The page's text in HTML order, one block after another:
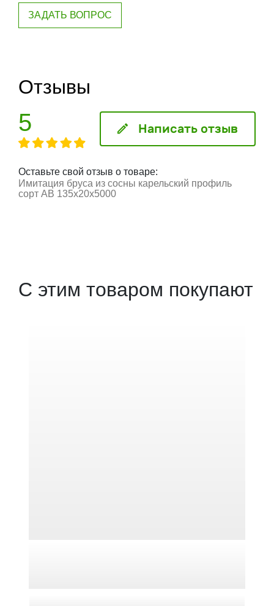
ЗАДАТЬ ВОПРОС
Отзывы
5 Написать отзыв
Оставьте свой отзыв о товаре:
Имитация бруса из сосны карельский профиль
сорт АВ 135x20x5000